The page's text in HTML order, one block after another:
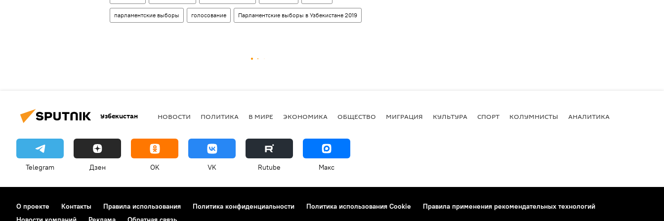
парламентские выборы голосование Парламентские выборы в Узбекистане 2019
Узбекистан НОВОСТИ ПОЛИТИКА В МИРЕ ЭКОНОМИКА ОБЩЕСТВО МИГРАЦИЯ КУЛЬТУРА СПОРТ КОЛУМНИСТЫ АНАЛИТИКА
Telegram Дзен OK VK Rutube Макс
О проекте Контакты Правила использования Политика конфиденциальности Политика использования Cookie
Правила применения рекомендательных технологий